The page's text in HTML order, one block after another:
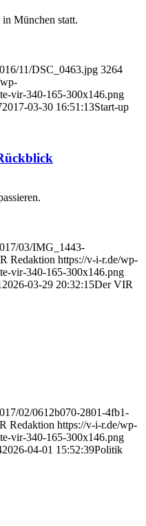
München statt.
11/DSC_0463.jpg 3264
vir-340-165-300x146.png
2017-03-30 16:51:13Start-up
03/IMG_1443-
Redaktion https://v-i-r.de/wp-
vir-340-165-300x146.png
2026-03-29 20:32:15Der VIR
02/0612b070-2801-4fb1-
Redaktion https://v-i-r.de/wp-
vir-340-165-300x146.png
2026-04-01 15:52:39Politik